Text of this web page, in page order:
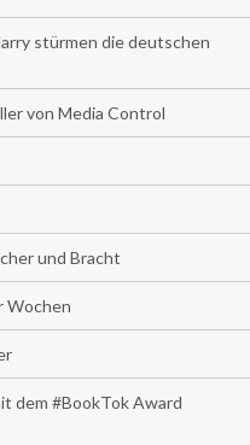
stürmen die deutschen
von Media Control
und Bracht
Wochen
dem #BookTok Award